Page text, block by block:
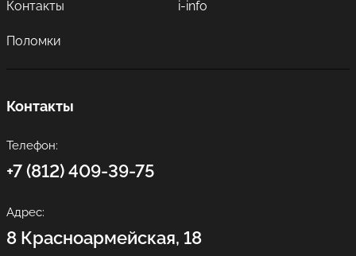
Контакты i-info
Поломки
Контакты
Телефон:
+7 (812) 409-39-75
Адрес:
8 Красноармейская, 18